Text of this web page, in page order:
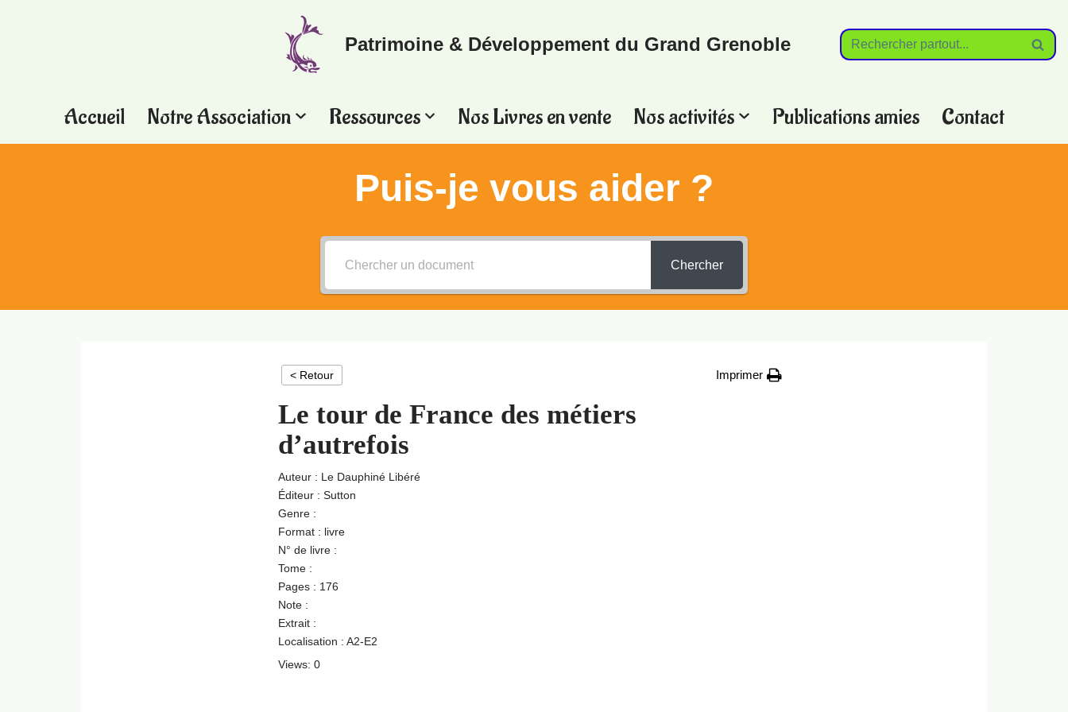
Patrimoine & Développement du Grand Grenoble
Accueil Notre Association Ressources Nos Livres en vente Nos activités Publications amies Contact
Puis-je vous aider ?
Chercher
< Retour Imprimer
Le tour de France des métiers
d’autrefois
Auteur : Le Dauphiné Libéré
Éditeur : Sutton
Genre :
Format : livre
N° de livre :
Tome :
Pages : 176
Note :
Extrait :
Localisation : A2-E2
Views: 0